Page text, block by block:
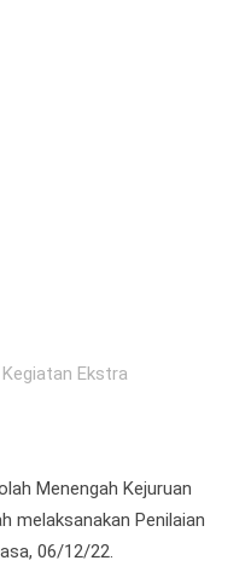
Kegiatan Ekstra
Menengah Kejuruan
melaksanakan Penilaian
06/12/22.